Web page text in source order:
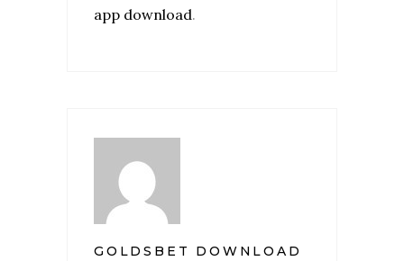
app download.
GOLDSBET DOWNLOAD